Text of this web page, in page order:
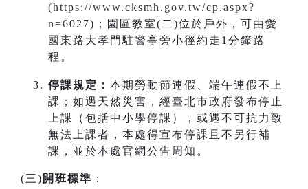
(https://www.cksmh.gov.tw/cp.aspx?
n=6027)；園區教室(二)位於戶外，可由愛
國東路大孝門駐警亭旁小徑約走1分鐘路
程。
停課規定： 本期勞動節連假、端午連假不上
課；如遇天然災害，經臺北市政府發布停止
上課（包括中小學停課），或遇不可抗力致
無法上課者，本處得宣布停課且不另行補
課，並於本處官網公告周知。
(三) 開班標準 ：